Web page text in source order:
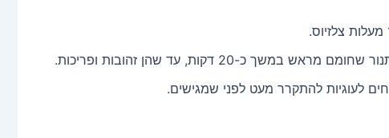
במשך כ-20 דקות, עד שהן זהובות ופריכות.
לעוגיות להתקרר מעט לפני שמגישים.